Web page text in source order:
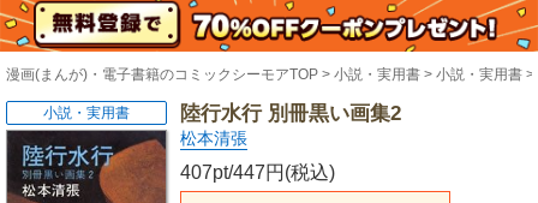
漫画(まんが)・電子書籍のコミックシーモアTOP 小説・実用書 小説・実用書
陸行水行 別冊黒い画集2
松本清張
407pt/447円(税込)
小説・実用書